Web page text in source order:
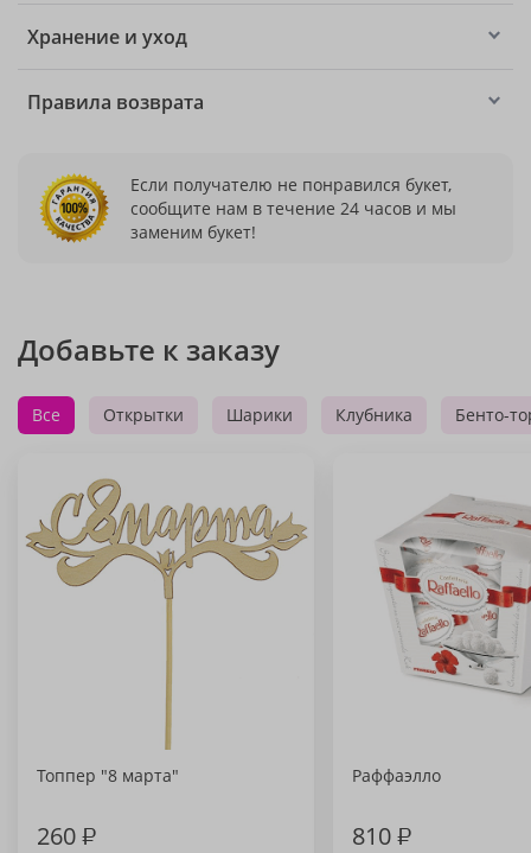
Хранение и уход
Правила возврата
Если получателю не понравился букет,
сообщите нам в течение 24 часов и мы
заменим букет!
Добавьте к заказу
Все Открытки Шарики Клубника Бенто-
Топпер "8 марта"
260₽
Раффаэлло
810₽